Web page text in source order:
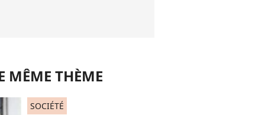
MÊME THÈME
SOCIÉTÉ